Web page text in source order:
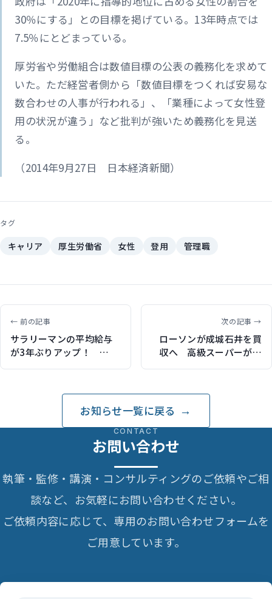
30％にする」との目標を掲げている。13年時点では
7.5％にとどまっている。
厚労省や労働組合は数値目標の公表の義務化を求めて
いた。ただ経営者側から「数値目標をつくれば安易な
数合わせの人事が行われる」、「業種によって女性登
用の状況が違う」など批判が強いため義務化を見送
る。
（2014年9月27日 日本経済新聞）
タグ
キャリア 厚生労働省 女性 登用 管理職
← 前の記事
サラリーマンの平均給与
が3年ぶりアップ！
次の記事 →
ローソンが成城石井を買
収へ 高級スーパーが全
お知らせ一覧に戻る
CONTACT
お問い合わせ
執筆・監修・講演・コンサルティングのご依頼やご相
談など、お気軽にお問い合わせください。
ご依頼内容に応じて、専用のお問い合わせフォームを
ご用意しています。